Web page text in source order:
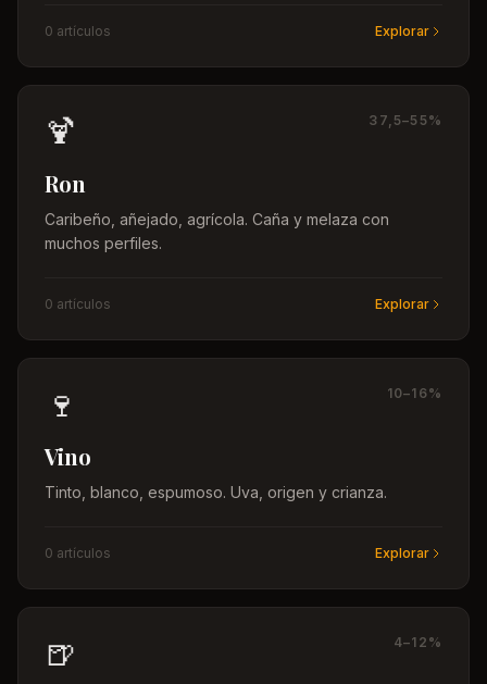
0 artículos Explorar
🍹 37,5–55%
Ron
Caribeño, añejado, agrícola. Caña y melaza con
muchos perfiles.
0 artículos Explorar
🍷 10–16%
Vino
Tinto, blanco, espumoso. Uva, origen y crianza.
0 artículos Explorar
🍺 4–12%